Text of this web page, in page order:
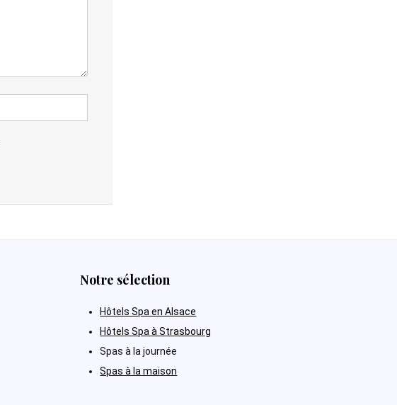
Notre sélection
Hôtels Spa en Alsace
Hôtels Spa à Strasbourg
Spas à la journée
Spas à la maison